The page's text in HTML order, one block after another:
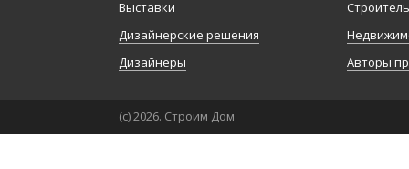
Выставки
Дизайнерские решения
Дизайнеры
Авторы
(с) 2026. Строим Дом